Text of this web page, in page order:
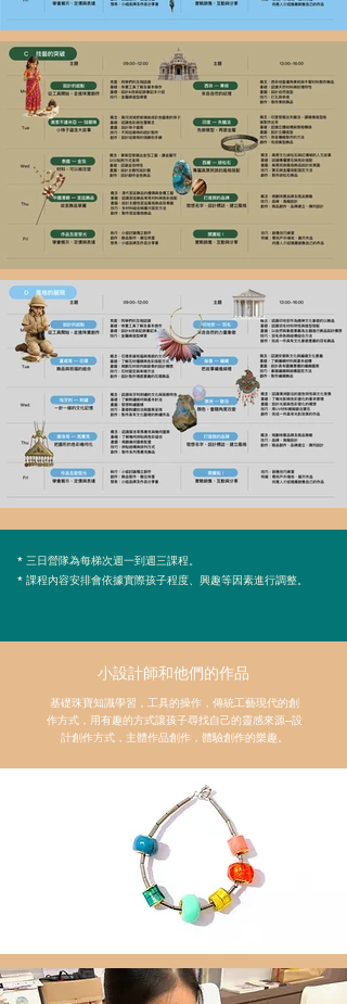
​* 三日營隊為每梯次週一到週三課程。
* 課程內容安排會依據實際孩子程度、興趣等因素進行調整。
​小設計師和他們的作品
基礎​珠寶知識學習，工具的操作，傳統工藝現代的創
作方式，用有趣的方式讓孩子尋找自己的靈感來源--設
計創作方式，主體作品創作，體驗創作的樂趣。